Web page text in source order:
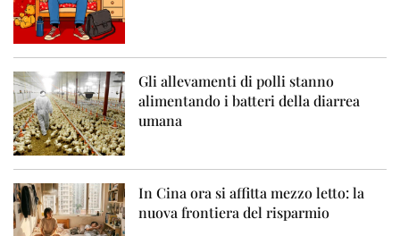
Gli allevamenti di polli stanno
alimentando i batteri della diarrea
umana
In Cina ora si affitta mezzo letto: la
nuova frontiera del risparmio